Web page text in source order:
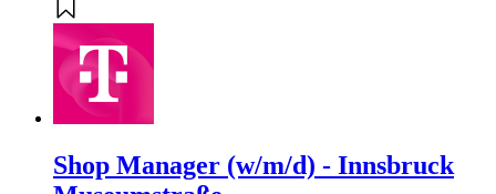
Shop Manager (w/m/d) - Innsbruck